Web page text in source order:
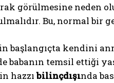
görülmesine neden
Bu, normal bir
başlangıçta kendini
temsil ettiği
hazzıbilinçdışında